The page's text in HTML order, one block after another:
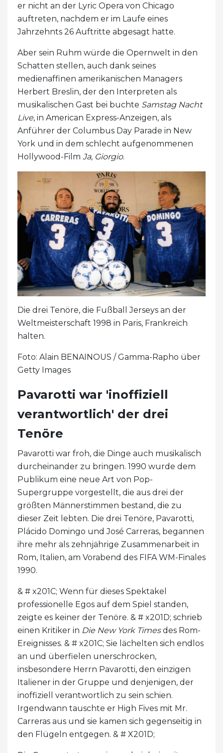
er nicht an der Lyric Opera von Chicago
auftreten, nachdem er im Laufe eines
Jahrzehnts 26 Auftritte abgesagt hatte.
Aber sein Ruhm würde die Opernwelt in den
Schatten stellen, auch dank seines
medienaffinen amerikanischen Managers
Herbert Breslin, der den Interpreten als
musikalischen Gast bei buchte Samstag Nacht
Live, in American Express-Anzeigen, als
Anführer der Columbus Day Parade in New
York und in dem schlecht aufgenommenen
Hollywood-Film Ja, Giorgio.
Die drei Tenöre, die Fußball Jerseys an der
Weltmeisterschaft 1998 in Paris, Frankreich
halten.
Foto: Alain BENAINOUS / Gamma-Rapho über
Getty Images
Pavarotti war 'inoffiziell
verantwortlich' der drei
Tenöre
Pavarotti war froh, die Dinge auch musikalisch
durcheinander zu bringen. 1990 wurde dem
Publikum eine neue Art von Pop-
Supergruppe vorgestellt, die aus drei der
größten Männerstimmen bestand, die zu
dieser Zeit lebten. Die drei Tenöre, Pavarotti,
Plácido Domingo und José Carreras, begannen
ihre mehr als zehnjährige Zusammenarbeit in
Rom, Italien, am Vorabend des FIFA WM-Finales
1990.
& # x201C; Wenn für dieses Spektakel
professionelle Egos auf dem Spiel standen,
zeigte es keiner der Tenöre. & # x201D; schrieb
einen Kritiker in Die New York Timesdes Rom-
Ereignisses. & # x201C; Sie lächelten sich endlos
an und überfielen unerschrocken,
insbesondere Herrn Pavarotti, den einzigen
Italiener in der Gruppe und denjenigen, der
inoffiziell verantwortlich zu sein schien.
Irgendwann tauschte er High Fives mit Mr.
Carreras aus und sie kamen sich gegenseitig in
den Flügeln entgegen. & # X201D;